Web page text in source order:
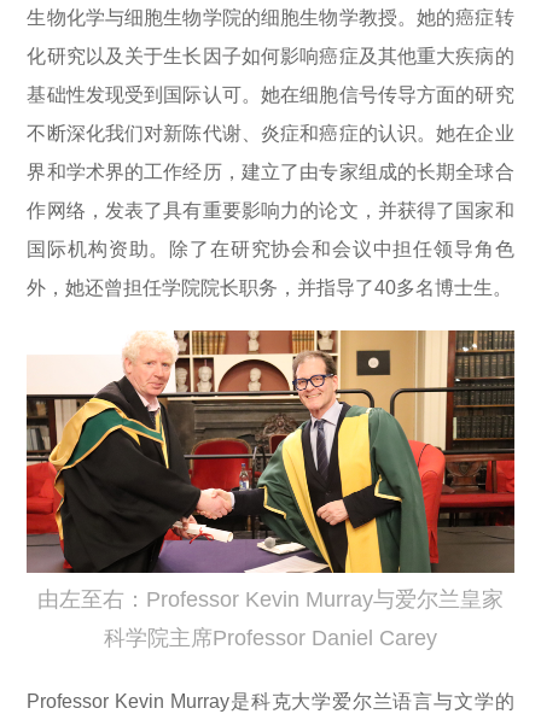
生物化学与细胞生物学院的细胞生物学教授。她的癌症转
化研究以及关于生长因子如何影响癌症及其他重大疾病的
基础性发现受到国际认可。她在细胞信号传导方面的研究
不断深化我们对新陈代谢、炎症和癌症的认识。她在企业
界和学术界的工作经历，建立了由专家组成的长期全球合
作网络，发表了具有重要影响力的论文，并获得了国家和
国际机构资助。除了在研究协会和会议中担任领导角色
外，她还曾担任学院院长职务，并指导了40多名博士生。
由左至右：Professor Kevin Murray与爱尔兰皇家
科学院主席Professor Daniel Carey
Professor Kevin Murray是科克大学爱尔兰语言与文学的